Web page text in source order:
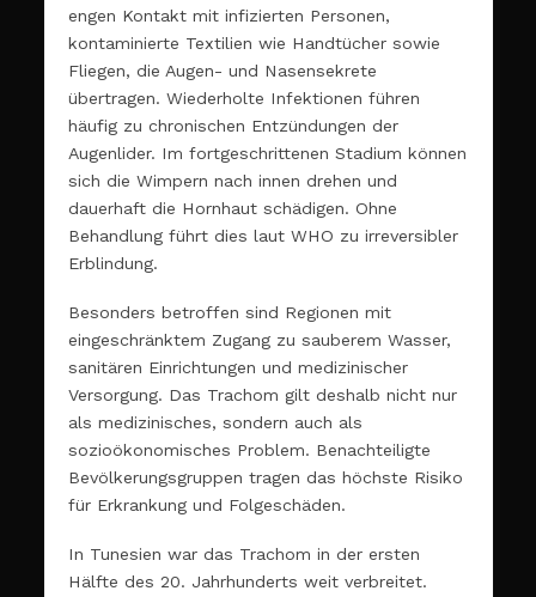
engen Kontakt mit infizierten Personen,
kontaminierte Textilien wie Handtücher sowie
Fliegen, die Augen- und Nasensekrete
übertragen. Wiederholte Infektionen führen
häufig zu chronischen Entzündungen der
Augenlider. Im fortgeschrittenen Stadium können
sich die Wimpern nach innen drehen und
dauerhaft die Hornhaut schädigen. Ohne
Behandlung führt dies laut WHO zu irreversibler
Erblindung.
Besonders betroffen sind Regionen mit
eingeschränktem Zugang zu sauberem Wasser,
sanitären Einrichtungen und medizinischer
Versorgung. Das Trachom gilt deshalb nicht nur
als medizinisches, sondern auch als
sozioökonomisches Problem. Benachteiligte
Bevölkerungsgruppen tragen das höchste Risiko
für Erkrankung und Folgeschäden.
In Tunesien war das Trachom in der ersten
Hälfte des 20. Jahrhunderts weit verbreitet.